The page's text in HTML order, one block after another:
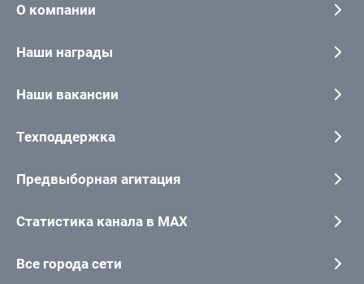
О компании
Наши награды
Наши вакансии
Техподдержка
Предвыборная агитация
Статистика канала в MAX
Все города сети